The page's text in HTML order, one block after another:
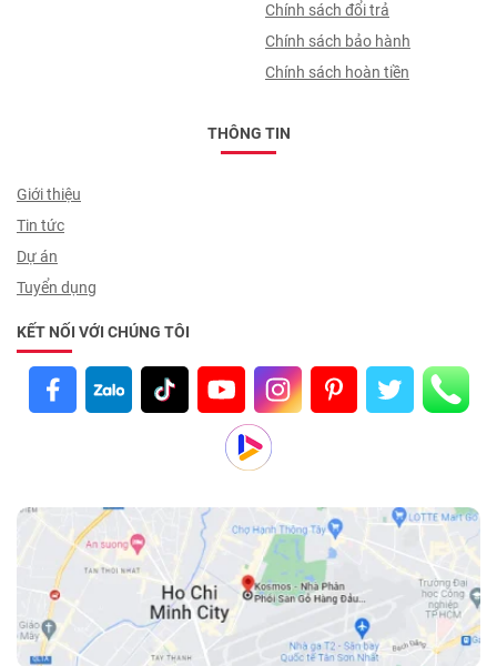
trình giao nhận
Chính sách đổi trả
Chính sách bảo hành
Chính sách hoàn tiền
THÔNG TIN
Giới thiệu
Tin tức
Dự án
Tuyển dụng
KẾT NỐI VỚI CHÚNG TÔI